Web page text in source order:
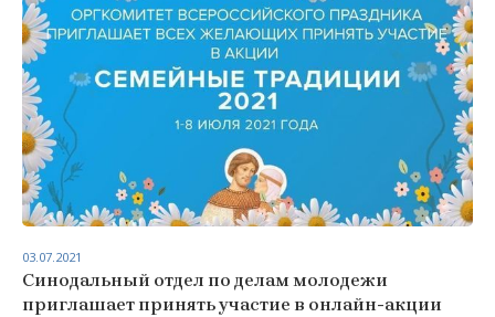
Синодальный отдел по делам молодежи
приглашает принять участие в онлайн-акции
03.07.2021